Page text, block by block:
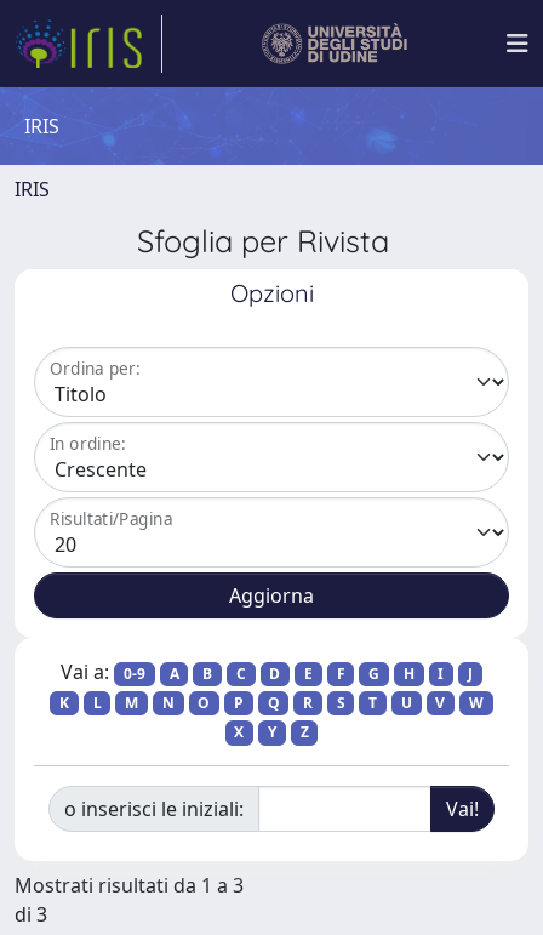
IRIS
IRIS
Sfoglia per Rivista
Opzioni
Ordina per:
In ordine:
Risultati/Pagina
Vai a: 0-9 A B C D E F G H I
J
K
L M N O P Q R S T U V
W
X
Y Z
o inserisci le iniziali:
Mostrati risultati da 1 a 3
di 3